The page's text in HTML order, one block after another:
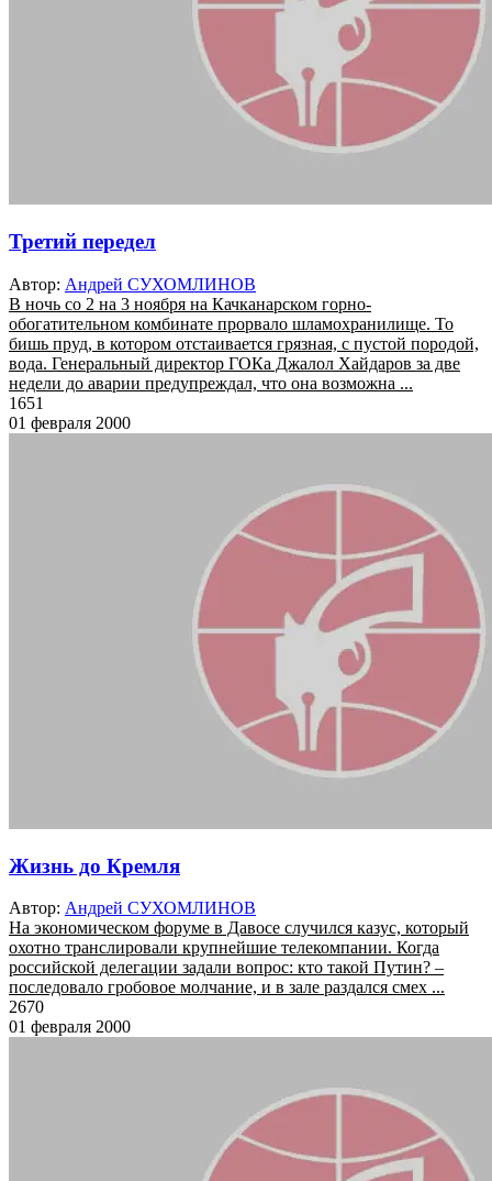
Третий передел
Автор: Андрей СУХОМЛИНОВ
В ночь со 2 на 3 ноября на Качканарском горно-
обогатительном комбинате прорвало шламохранилище. То
бишь пруд, в котором отстаивается грязная, с пустой породой,
вода. Генеральный директор ГОКа Джалол Хайдаров за две
недели до аварии предупреждал, что она возможна ...
1651
01 февраля 2000
Жизнь до Кремля
Автор: Андрей СУХОМЛИНОВ
На экономическом форуме в Давосе случился казус, который
охотно транслировали крупнейшие телекомпании. Когда
российской делегации задали вопрос: кто такой Путин? –
последовало гробовое молчание, и в зале раздался смех ...
2670
01 февраля 2000